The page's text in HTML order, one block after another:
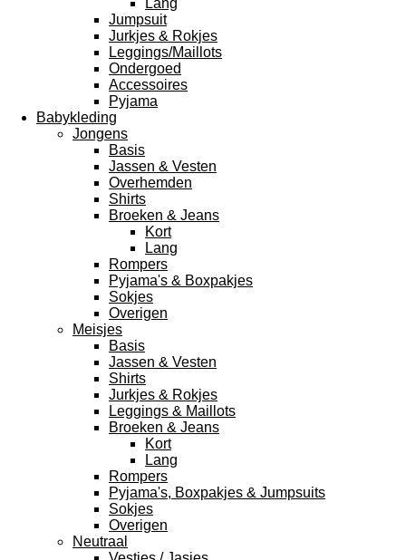
Lang
Jumpsuit
Jurkjes & Rokjes
Leggings/Maillots
Ondergoed
Accessoires
Pyjama
Babykleding
Jongens
Basis
Jassen & Vesten
Overhemden
Shirts
Broeken & Jeans
Kort
Lang
Rompers
Pyjama's & Boxpakjes
Sokjes
Overigen
Meisjes
Basis
Jassen & Vesten
Shirts
Jurkjes & Rokjes
Leggings & Maillots
Broeken & Jeans
Kort
Lang
Rompers
Pyjama's, Boxpakjes & Jumpsuits
Sokjes
Overigen
Neutraal